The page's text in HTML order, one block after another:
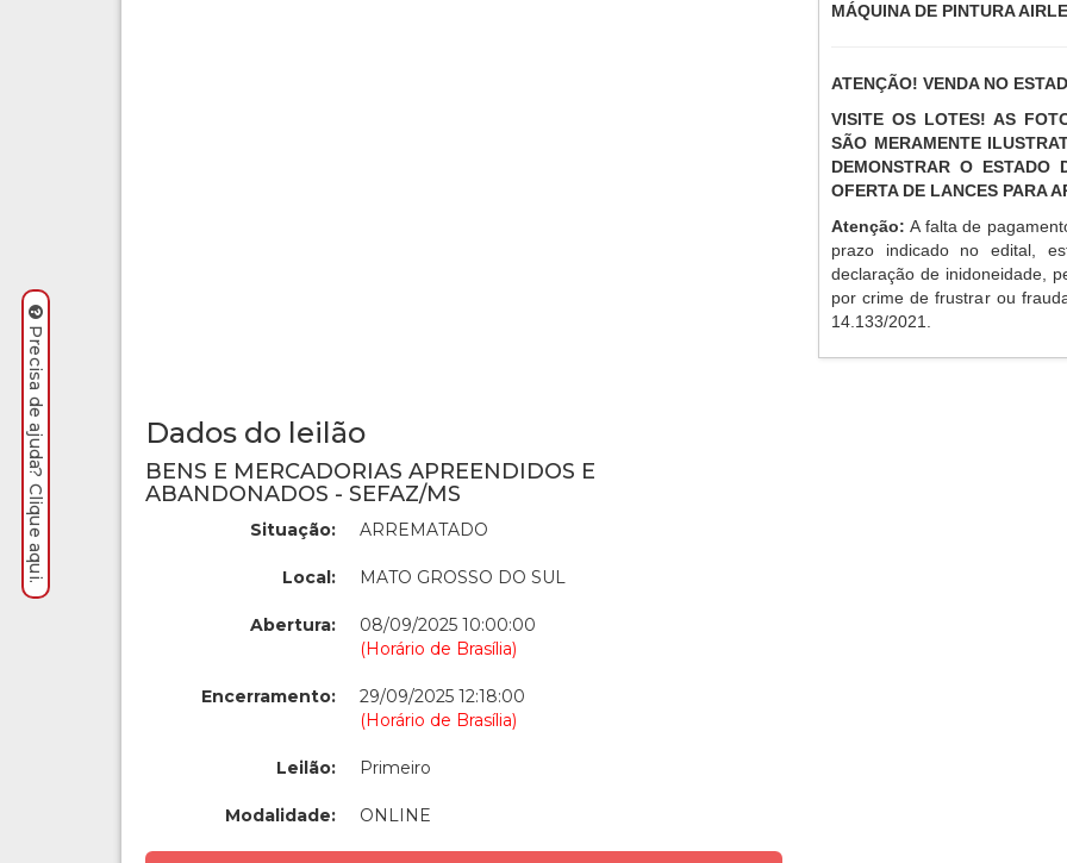
MÁQUINA DE PINTURA
ATENÇÃO! VENDA NO
VISITE OS LOTES! AS
SÃO MERAMENTE
DEMONSTRAR O ESTADO
OFERTA DE LANCES PARA
Atenção:A falta de
prazo indicado no edital,
declaração de inidoneidade,
por crime de frustrar ou
14.133/2021.
Dados do leilão
BENS E MERCADORIAS APREENDIDOS E
ABANDONADOS - SEFAZ/MS
Situação: ARREMATADO
Local: MATO GROSSO DO SUL
Abertura:
08/09/2025 10:00:00
(Horário de Brasília)
Encerramento:
29/09/2025 12:18:00
(Horário de Brasília)
Leilão: Primeiro
Modalidade: ONLINE
Precisa de ajuda? Clique aqui.